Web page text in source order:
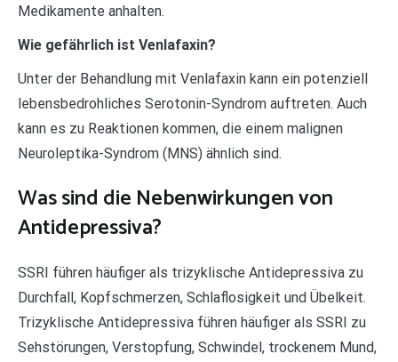
Medikamente anhalten.
Wie gefährlich ist Venlafaxin?
Unter der Behandlung mit Venlafaxin kann ein potenziell
lebensbedrohliches Serotonin-Syndrom auftreten. Auch
kann es zu Reaktionen kommen, die einem malignen
Neuroleptika-Syndrom (MNS) ähnlich sind.
Was sind die Nebenwirkungen von
Antidepressiva?
SSRI führen häufiger als trizyklische Antidepressiva zu
Durchfall, Kopfschmerzen, Schlaflosigkeit und Übelkeit.
Trizyklische Antidepressiva führen häufiger als SSRI zu
Sehstörungen, Verstopfung, Schwindel, trockenem Mund,